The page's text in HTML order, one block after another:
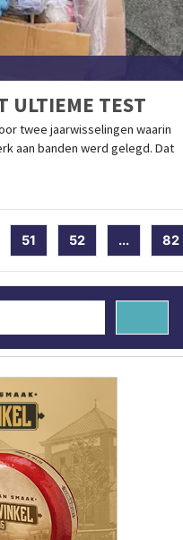
ULTIEME TEST
twee jaarwisselingen waarin
aan banden werd gelegd. Dat
51 52 ... 82